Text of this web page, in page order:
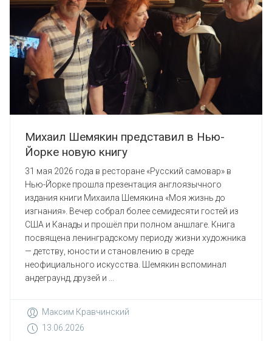
Михаил Шемякин представил в Нью-
Йорке новую книгу
31 мая 2026 года в ресторане «Русский самовар» в
Нью-Йорке прошла презентация англоязычного
издания книги Михаила Шемякина «Моя жизнь до
изгнания». Вечер собрал более семидесяти гостей из
США и Канады и прошёл при полном аншлаге. Книга
посвящена ленинградскому периоду жизни художника
— детству, юности и становлению в среде
неофициального искусства. Шемякин вспоминал
андеграунд, друзей и ...
Максим Кравчинский
13.06.2026